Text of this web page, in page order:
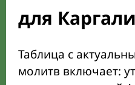
для
Таблица с
молитв включает: